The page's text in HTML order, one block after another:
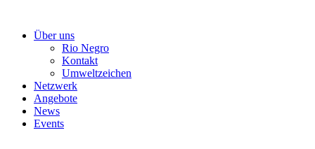
Über uns
Rio Negro
Kontakt
Umweltzeichen
Netzwerk
Angebote
News
Events